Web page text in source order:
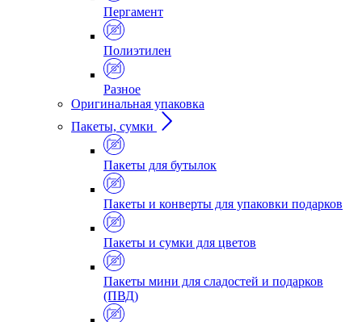
Пергамент
Полиэтилен
Разное
Оригинальная упаковка
Пакеты, сумки
Пакеты для бутылок
Пакеты и конверты для упаковки подарков
Пакеты и сумки для цветов
Пакеты мини для сладостей и подарков
(ПВД)